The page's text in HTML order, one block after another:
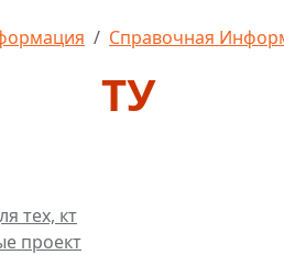
Справочная
тех, кт
проект
ТУ